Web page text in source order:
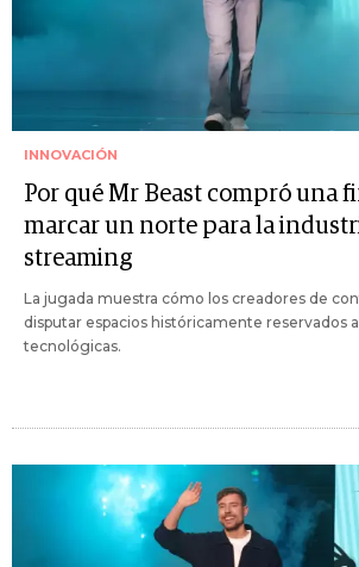
INNOVACIÓN
Por qué Mr Beast compró una
marcar un norte para la
streaming
La jugada muestra cómo los creadores de
disputar espacios históricamente reservados
tecnológicas.